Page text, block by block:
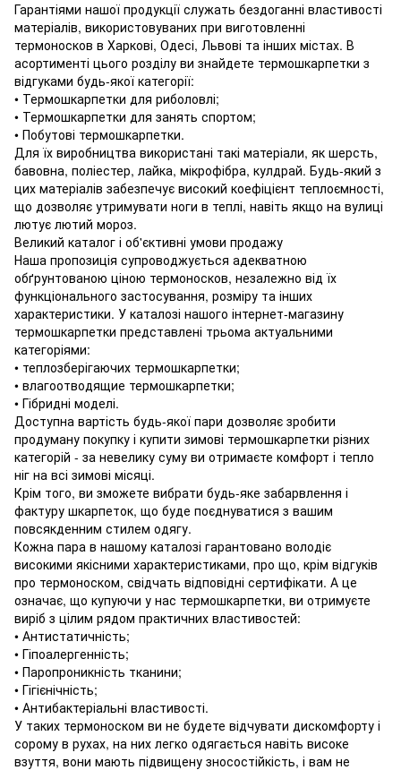
Гарантіями нашої продукції служать бездоганні властивості
матеріалів, використовуваних при виготовленні
термоносков в Харкові, Одесі, Львові та інших містах. В
асортименті цього розділу ви знайдете термошкарпетки з
відгуками будь-якої категорії:
• Термошкарпетки для риболовлі;
• Термошкарпетки для занять спортом;
• Побутові термошкарпетки.
Для їх виробництва використані такі матеріали, як шерсть,
бавовна, поліестер, лайка, мікрофібра, кулдрай. Будь-який з
цих матеріалів забезпечує високий коефіцієнт теплоємності,
що дозволяє утримувати ноги в теплі, навіть якщо на вулиці
лютує лютий мороз.
Великий каталог і об'єктивні умови продажу
Наша пропозиція супроводжується адекватною
обґрунтованою ціною термоносков, незалежно від їх
функціонального застосування, розміру та інших
характеристики. У каталозі нашого інтернет-магазину
термошкарпетки представлені трьома актуальними
категоріями:
• теплозберігаючих термошкарпетки;
• влагоотводящие термошкарпетки;
• Гібридні моделі.
Доступна вартість будь-якої пари дозволяє зробити
продуману покупку і купити зимові термошкарпетки різних
категорій - за невелику суму ви отримаєте комфорт і тепло
ніг на всі зимові місяці.
Крім того, ви зможете вибрати будь-яке забарвлення і
фактуру шкарпеток, що буде поєднуватися з вашим
повсякденним стилем одягу.
Кожна пара в нашому каталозі гарантовано володіє
високими якісними характеристиками, про що, крім відгуків
про термоноском, свідчать відповідні сертифікати. А це
означає, що купуючи у нас термошкарпетки, ви отримуєте
виріб з цілим рядом практичних властивостей:
• Антистатичність;
• Гіпоалергенність;
• Паропроникність тканини;
• Гігієнічність;
• Антибактеріальні властивості.
У таких термоноском ви не будете відчувати дискомфорту і
сорому в рухах, на них легко одягається навіть високе
взуття, вони мають підвищену зносостійкість, і вам не